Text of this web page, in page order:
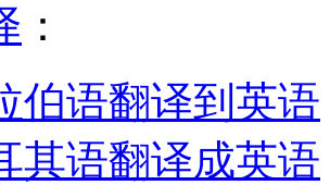
：
伯语翻译到英语
其语翻译成英语